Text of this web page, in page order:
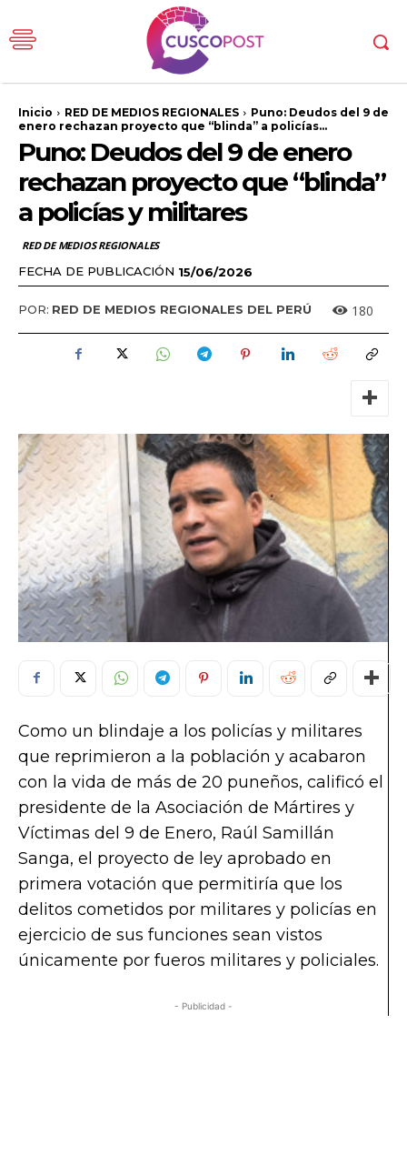
Inicio RED DE MEDIOS REGIONALES
Puno: Deudos del 9 de
enero rechazan proyecto que “blinda” a policías...
Puno: Deudos del 9 de enero
rechazan proyecto que “blinda”
a policías y militares
RED DE MEDIOS REGIONALES
FECHA DE PUBLICACIÓN 15/06/2026
POR: RED DE MEDIOS REGIONALES DEL PERÚ 180
Como un blindaje a los policías y militares
que reprimieron a la población y acabaron
con la vida de más de 20 puneños, calificó el
presidente de la Asociación de Mártires y
Víctimas del 9 de Enero, Raúl Samillán
Sanga, el proyecto de ley aprobado en
primera votación que permitiría que los
delitos cometidos por militares y policías en
ejercicio de sus funciones sean vistos
únicamente por fueros militares y policiales.
- Publicidad -